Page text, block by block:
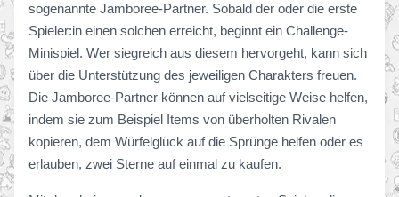
sogenannte Jamboree-Partner. Sobald der oder die erste
Spieler:in einen solchen erreicht, beginnt ein Challenge-
Minispiel. Wer siegreich aus diesem hervorgeht, kann sich
über die Unterstützung des jeweiligen Charakters freuen.
Die Jamboree-Partner können auf vielseitige Weise helfen,
indem sie zum Beispiel Items von überholten Rivalen
kopieren, dem Würfelglück auf die Sprünge helfen oder es
erlauben, zwei Sterne auf einmal zu kaufen.